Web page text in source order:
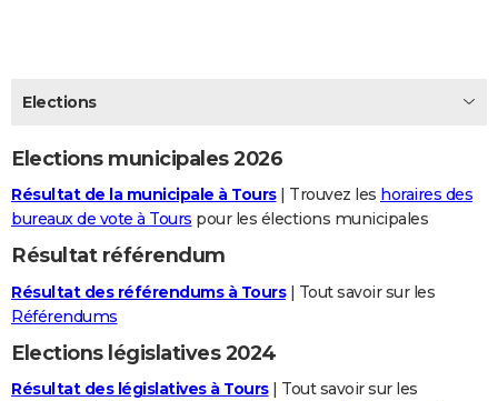
CARTE DE VOEUX
Carte de Noël
Carte Bonne année
Carte Saint-Valentin
Carte Pâques
Carte d'anniversaire
DICTIONNAIRE
Dictionnaire
Biographies
Citations
Expressions
Proverbes
PROGRAMME TV
COPAINS D'AVANT
AVIS DE DÉCÈS
FORUM
Elections
Elections municipales 2026
Résultat de la municipale à Tours| Trouvez les horaires des
bureaux de vote à Tours pour les élections municipales
Résultat référendum
Résultat des référendums à Tours| Tout savoir sur les
Référendums
Elections législatives 2024
Résultat des législatives à Tours| Tout savoir sur les